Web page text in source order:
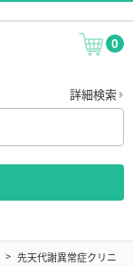
0
詳細検索
先天代謝異常症クリニ